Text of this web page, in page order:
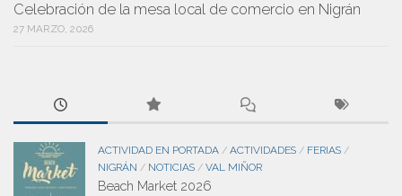
Celebración de la mesa local de comercio en Nigrán
27 MARZO, 2026
ACTIVIDAD EN PORTADA / ACTIVIDADES / FERIAS /
NIGRÁN / NOTICIAS / VAL MIÑOR
Beach Market 2026